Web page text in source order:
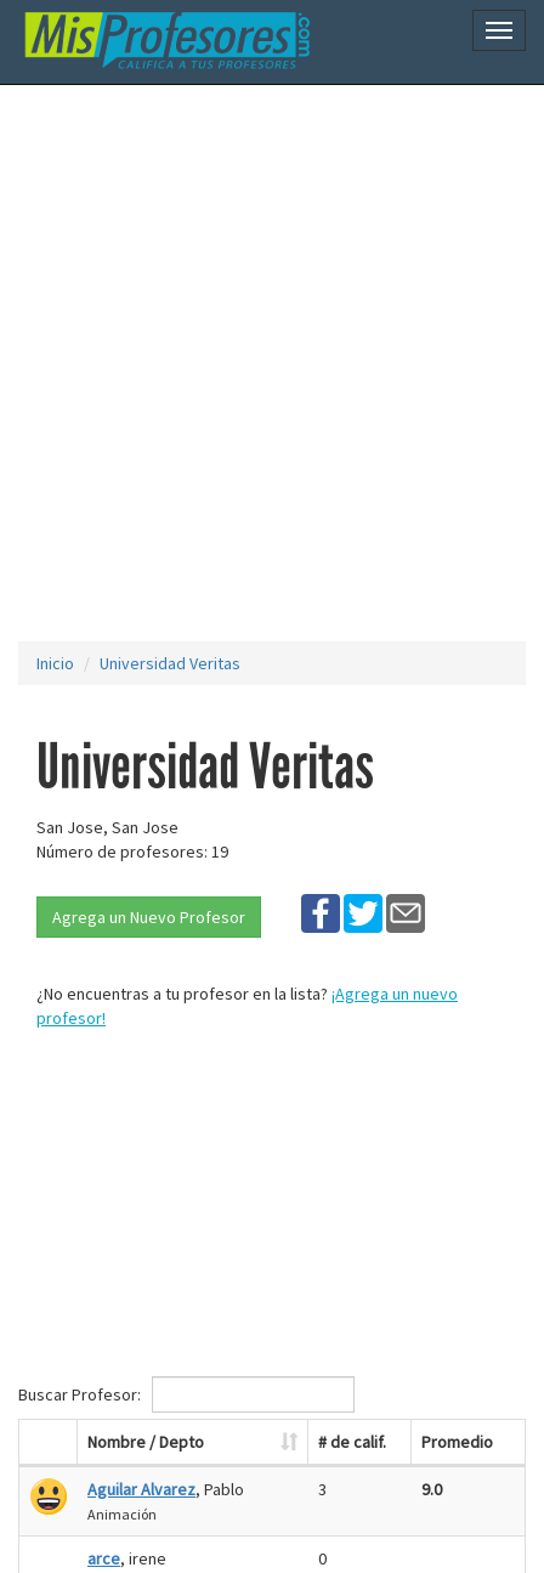
Inicio Universidad Veritas
Universidad Veritas
San Jose, San Jose
Número de profesores: 19
Agrega un Nuevo Profesor
¿No encuentras a tu profesor en la lista? ¡Agrega un nuevo
profesor!
Buscar Profesor:
Nombre / Depto # de calif. Promedio
Aguilar Alvarez, Pablo
Animación
3 9.0
arce, irene 0